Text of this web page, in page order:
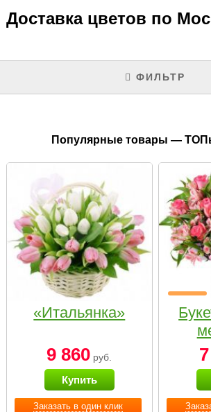
Доставка цветов по
ФИЛЬТР
Популярные товары —
Заказать в один клик
«Итальянка»
9 860 руб.
Купить